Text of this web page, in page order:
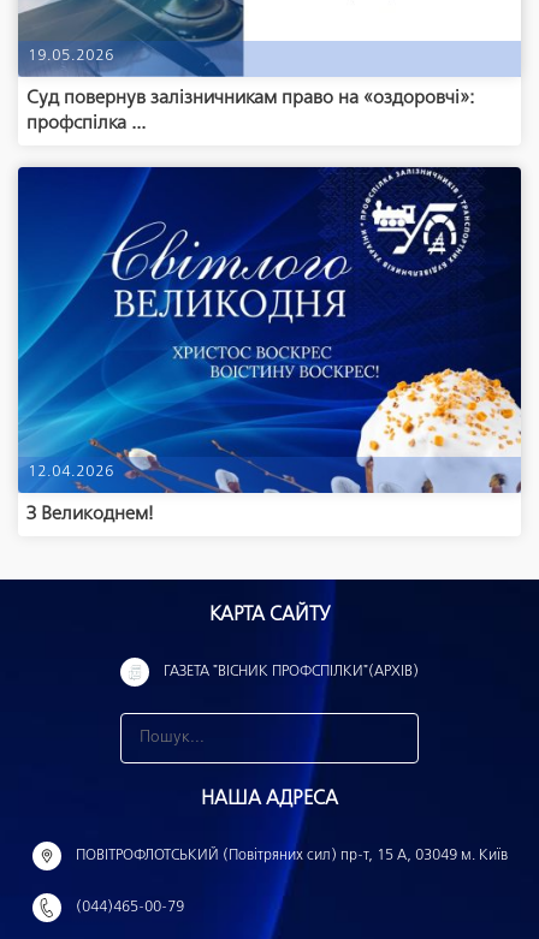
19.05.2026
Суд повернув залізничникам право на «оздоровчі»:
профспілка ...
12.04.2026
З Великоднем!
КАРТА САЙТУ
ГАЗЕТА "ВІСНИК ПРОФСПІЛКИ"(АРХІВ)
н
й
НАША АДРЕСА
ПОВІТРОФЛОТСЬКИЙ (Повітряних сил) пр-т, 15 А, 03049 м. Київ
(044)465-00-79